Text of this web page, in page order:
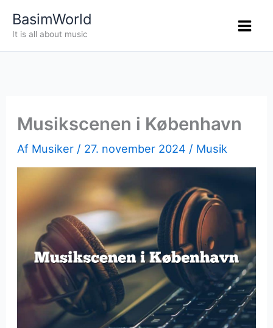
BasimWorld
It is all about music
Musikscenen i København
Af Musiker / 27. november 2024 / Musik